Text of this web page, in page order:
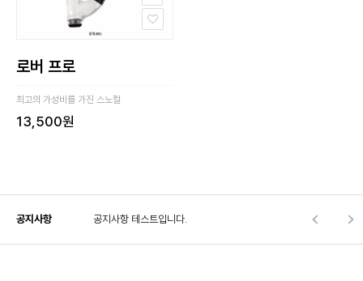
로버 프로
최고의 가성비를 가진 스노컬
13,500원
공지사항 공지사항 테스트입니다.